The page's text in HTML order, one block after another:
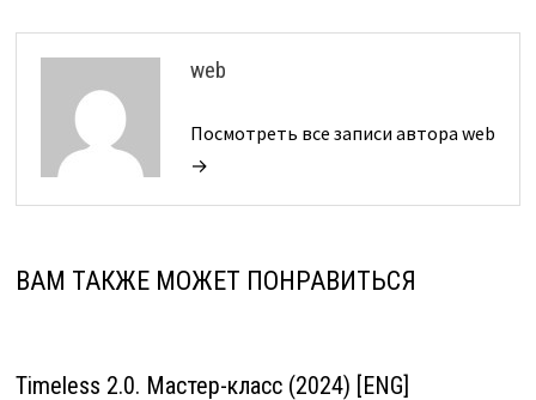
web
Посмотреть все записи автора web
→
ВАМ ТАКЖЕ МОЖЕТ ПОНРАВИТЬСЯ
Timeless 2.0. Мастер-класс (2024) [ENG]